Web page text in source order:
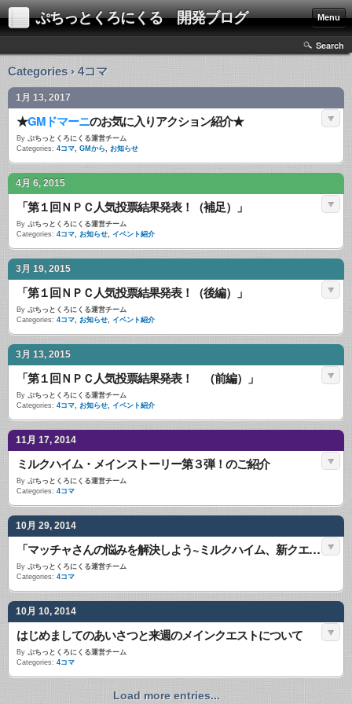
ぷちっとくろにくる 開発ブログ Menu
Search
Categories › 4コマ
1月 13, 2017
★GMドマーニのお気に入りアクション紹介★
By ぷちっとくろにくる運営チーム
Categories: 4コマ, GMから, お知らせ
4月 6, 2015
「第１回ＮＰＣ人気投票結果発表！（補足）」
By ぷちっとくろにくる運営チーム
Categories: 4コマ, お知らせ, イベント紹介
3月 19, 2015
「第１回ＮＰＣ人気投票結果発表！（後編）」
By ぷちっとくろにくる運営チーム
Categories: 4コマ, お知らせ, イベント紹介
3月 13, 2015
「第１回ＮＰＣ人気投票結果発表！ （前編）」
By ぷちっとくろにくる運営チーム
Categories: 4コマ, お知らせ, イベント紹介
11月 17, 2014
ミルクハイム・メインストーリー第３弾！のご紹介
By ぷちっとくろにくる運営チーム
Categories: 4コマ
10月 29, 2014
「マッチャさんの悩みを解決しよう~ミルクハイム、新クエスト」
By ぷちっとくろにくる運営チーム
Categories: 4コマ
10月 10, 2014
はじめましてのあいさつと来週のメインクエストについて
By ぷちっとくろにくる運営チーム
Categories: 4コマ
Load more entries...